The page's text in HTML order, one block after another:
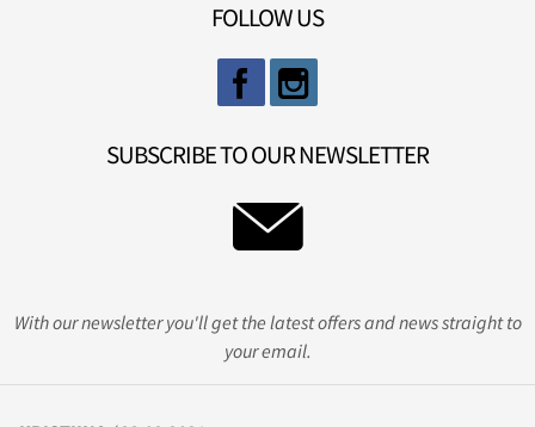
FOLLOW US
SUBSCRIBE TO OUR NEWSLETTER
With our newsletter you'll get the latest offers and news straight to
your email.